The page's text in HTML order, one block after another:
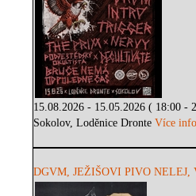
15.08.2026 - 15.05.2026 ( 18:00 -
Sokolov, Loděnice DronteVíce
DGVM, JEŽIŠOVI PIVO NELEJ,